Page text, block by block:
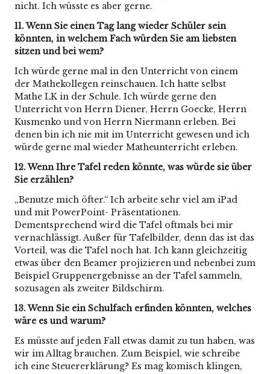
nicht. Ich wüsste es aber gerne.
11. Wenn Sie einen Tag lang wieder Schüler sein
könnten, in welchem Fach würden Sie am liebsten
sitzen und bei wem?
Ich würde gerne mal in den Unterricht von einem
der Mathekollegen reinschauen. Ich hatte selbst
Mathe LK in der Schule. Ich würde gerne den
Unterricht von Herrn Diener, Herrn Goecke, Herrn
Kusmenko und von Herrn Niermann erleben. Bei
denen bin ich nie mit im Unterricht gewesen und ich
würde gerne mal wieder Matheunterricht erleben.
12. Wenn Ihre Tafel reden könnte, was würde sie über
Sie erzählen?
„Benutze mich öfter.“ Ich arbeite sehr viel am iPad
und mit PowerPoint- Präsentationen.
Dementsprechend wird die Tafel oftmals bei mir
vernachlässigt. Außer für Tafelbilder, denn das ist das
Vorteil, was die Tafel noch hat. Ich kann gleichzeitig
etwas über den Beamer projizieren und nebenbei zum
Beispiel Gruppenergebnisse an der Tafel sammeln,
sozusagen als zweiter Bildschirm.
13. Wenn Sie ein Schulfach erfinden könnten, welches
wäre es und warum?
Es müsste auf jeden Fall etwas damit zu tun haben, was
wir im Alltag brauchen. Zum Beispiel, wie schreibe
ich eine Steuererklärung? Es mag komisch klingen,